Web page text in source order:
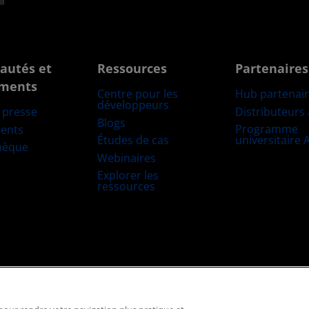
et
presse
Ressources
Centre pour les
développeurs
Blogs
Études de cas
Webinaires
Explorer les
ressources
Partenaires
Hub
Distributeurs
Programme
universitaire